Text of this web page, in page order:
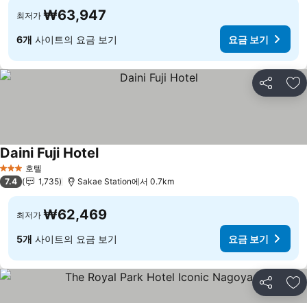
최저가 ₩63,947
6개 사이트의 요금 보기 요금 보기
공유 즐
3 성급 호텔
Daini Fuji Hotel요금 보기
7.4 1,735 Sakae Station에서 0.7km
최저가 ₩62,469
5개 사이트의 요금 보기 요금 보기
공유 즐